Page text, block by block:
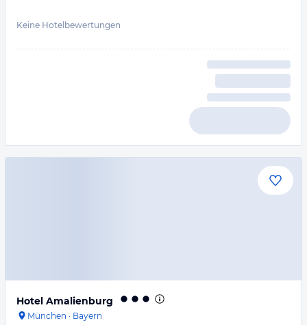
Keine Hotelbewertungen
Hotel Amalienburg
München · Bayern